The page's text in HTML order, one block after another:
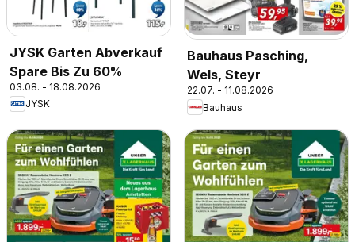
JYSK Garten Abverkauf
Spare Bis Zu 60%
03.08. - 18.08.2026
JYSK
Bauhaus Pasching,
Wels, Steyr
22.07. - 11.08.2026
Bauhaus